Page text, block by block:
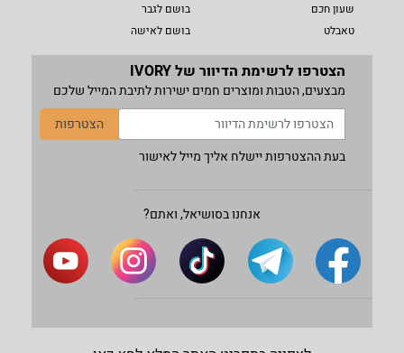
שעון חכם
טאבלט
בושם לגבר
בושם לאישה
הצטרפו לרשימת הדיוור של IVORY
מבצעים, הטבות ומוצרים חמים ישירות לתיבת המייל שלכם
הצטרפות
בעת ההצטרפות יישלח אליך מייל לאישור
אנחנו בסושיאל, ואתם?